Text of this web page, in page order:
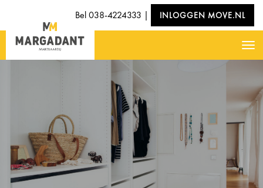
Bel038-4224333 | INLOGGEN MOVE.NL